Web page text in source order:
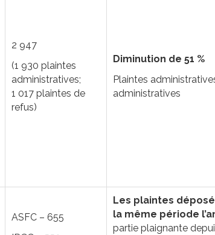
2 947
(1 930 plaintes
administratives;
1 017 plaintes de
refus)
Diminution de 51 %
Plaintes
administratives
ASFC – 655
Les plaintes
la même période
partie plaignante